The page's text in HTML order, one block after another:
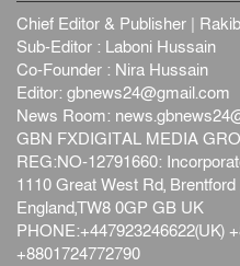
Chief Editor & Publisher |
Sub-Editor : Laboni Hussain
Co-Founder : Nira Hussain
Editor: gbnews24@gmail.com
News Room:
GBN FXDIGITAL MEDIA
REG:NO-12791660:
1110 Great West Rd, Brentford
England,TW8 0GP GB UK
PHONE:+447923246622(UK)
+8801724772790